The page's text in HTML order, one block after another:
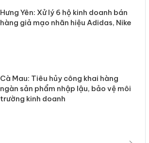
Hưng Yên: Xử lý 6 hộ kinh doanh bán
hàng giả mạo nhãn hiệu Adidas, Nike
Cà Mau: Tiêu hủy công khai hàng
ngàn sản phẩm nhập lậu, bảo vệ môi
trường kinh doanh